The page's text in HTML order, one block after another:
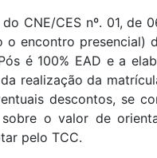
CNE/CES nº. 01, de
encontro
é 100% EAD e a
realização da
descontos, se
o valor de
pelo TCC.